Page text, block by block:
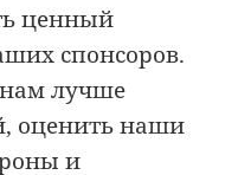
ценный
спонсоров.
нам лучше
оценить наши
и